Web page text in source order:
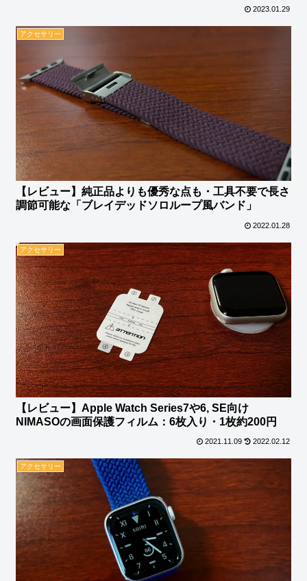
2023.01.29
アクセサリー
【レビュー】純正品よりも優秀な点も・工具不要で長さ
調節可能な「ブレイデッドソロループ風バンド」
2022.01.28
アクセサリー
【レビュー】Apple Watch Series7や6, SE向け
NIMASOの画面保護フィルム：6枚入り・1枚約200円
2021.11.09 2022.02.12
アクセサリー